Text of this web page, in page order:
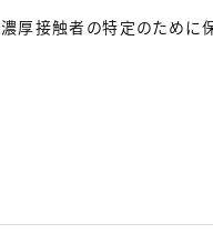
厚接触者の特定のため